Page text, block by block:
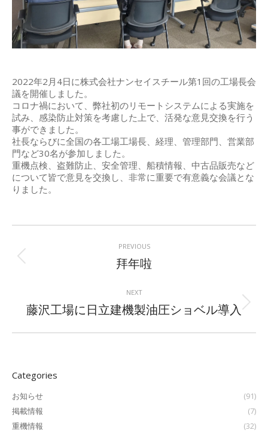
2022年2月4日に株式会社ナンセイスチール第1回の工場長会
議を開催しました。
コロナ禍において、弊社初のリモートシステムによる実施を
試み、感染防止対策を考慮した上で、活発な意見交換を行う
事ができました。
社長ならびに全国の各工場工場長、経理、管理部門、営業部
門など30名が参加しました。
重機点検、盗難防止、安全管理、船積情報、中古品販売など
について皆で意見を交換し、非常に重要で有意義な会議とな
りました。
navigation
PREVIOUS
Previous
post:
拜年啦
NEXT
Next
post:
藤沢工場に日立建機製油圧ショベル導入
Categories
お知らせ
(91)
掲載情報
(7)
重機情報
(32)